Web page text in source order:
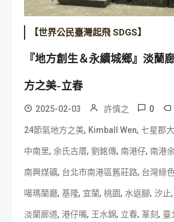
【世界公民臺灣起飛 SDGS】
『地方創生＆永續城鄉』淡蘭
方之美-立春
2025-02-03 許慎之 0
24節氣地方之美, Kimball Wen, 七星郡
中南里, 余氏古厝, 劉銘傳, 南港仔, 南港
南興煤礦, 台北市南港區舊莊路, 台灣綠
噶瑪蘭廳, 基隆, 宜蘭, 桃園, 水返腳, 汐止,
淡蘭廊道, 港仔嘴, 王水錦, 立春, 篆刻, 臺